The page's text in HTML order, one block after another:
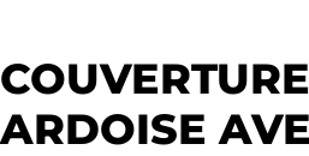
ARDOISE